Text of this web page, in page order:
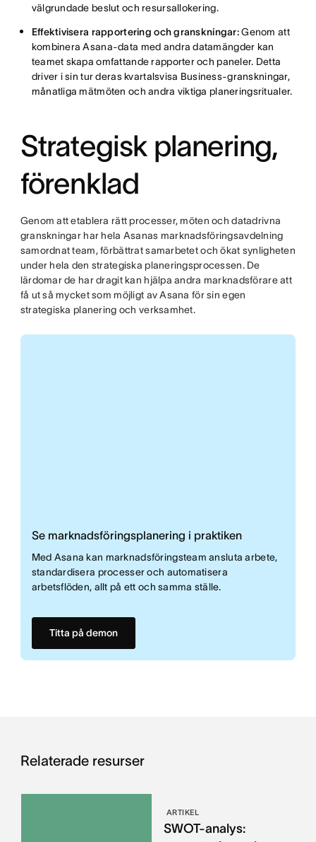
välgrundade beslut och resursallokering.
Effektivisera rapportering och granskningar:Genom att
kombinera Asana-data med andra datamängder kan
teamet skapa omfattande rapporter och paneler. Detta
driver i sin tur deras kvartalsvisa Business-granskningar,
månatliga mätmöten och andra viktiga planeringsritualer.
Strategisk planering,
förenklad
Genom att etablera rätt processer, möten och datadrivna
granskningar har hela Asanas marknadsföringsavdelning
samordnat team, förbättrat samarbetet och ökat synligheten
under hela den strategiska planeringsprocessen. De
lärdomar de har dragit kan hjälpa andra marknadsförare att
få ut så mycket som möjligt av Asana för sin egen
strategiska planering och verksamhet.
Se marknadsföringsplanering i praktiken
Med Asana kan marknadsföringsteam ansluta arbete,
standardisera processer och automatisera
arbetsflöden, allt på ett och samma ställe.
Titta på demon
Relaterade resurser
ARTIKEL
SWOT-analys: